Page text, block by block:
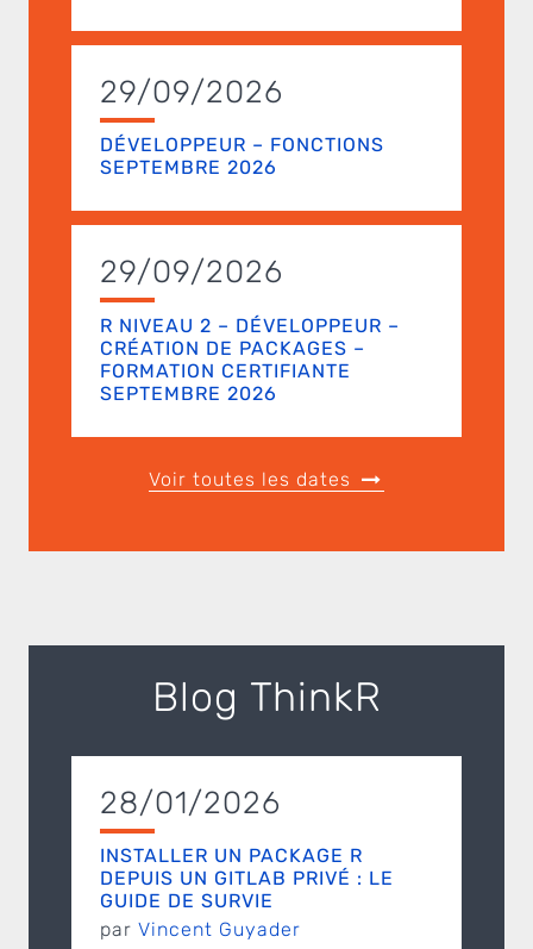
29/09/2026
DÉVELOPPEUR – FONCTIONS
SEPTEMBRE 2026
29/09/2026
R NIVEAU 2 – DÉVELOPPEUR –
CRÉATION DE PACKAGES –
FORMATION CERTIFIANTE
SEPTEMBRE 2026
Voir toutes les dates
Blog ThinkR
28/01/2026
INSTALLER UN PACKAGE R
DEPUIS UN GITLAB PRIVÉ : LE
GUIDE DE SURVIE
par Vincent Guyader